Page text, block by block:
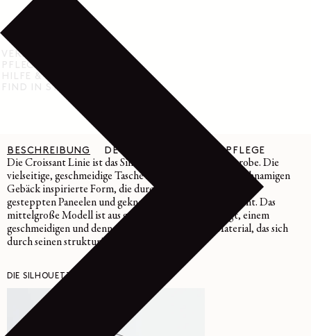
VERSAND & RÜCKGABE
PFLEGEHINWEISE
HILFE & SUPPORT
FIND IN STORE
BESCHREIBUNG DETAILS MATERIAL & PFLEGE
Die Croissant Linie ist das Sinnbild der Lemaire Garderobe. Die
vielseitige, geschmeidige Tasche zeigt eine von dem gleichnamigen
Gebäck inspirierte Form, die durch eine Kombination aus
gesteppten Paneelen und geknoteten Elementen entsteht. Das
mittelgroße Modell ist aus genarbtem Leder gefertigt, einem
geschmeidigen und dennoch widerstandsfähigen Material, das sich
durch seinen strukturierten Look auszeichnet.
DIE SILHOUETTE